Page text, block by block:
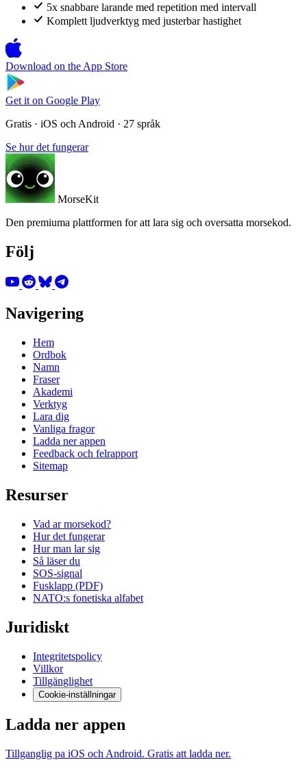
5x snabbare larande med repetition med intervall
Komplett ljudverktyg med justerbar hastighet
Download on the App Store
Get it on Google Play
Gratis · iOS och Android · 27 språk
Se hur det fungerar
MorseKit
Den premiuma plattformen for att lara sig och oversatta morsekod.
Följ
Navigering
Hem
Ordbok
Namn
Fraser
Akademi
Verktyg
Lara dig
Vanliga fragor
Ladda ner appen
Feedback och felrapport
Sitemap
Resurser
Vad ar morsekod?
Hur det fungerar
Hur man lar sig
Så läser du
SOS-signal
Fusklapp (PDF)
NATO:s fonetiska alfabet
Juridiskt
Integritetspolicy
Villkor
Tillgänglighet
Cookie-inställningar
Ladda ner appen
Tillganglig pa iOS och Android. Gratis att ladda ner.